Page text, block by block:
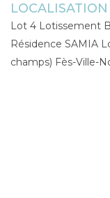
LOCALISATION
Lot 4 Lotissement
Résidence SAMIA
champs) Fès-Ville-